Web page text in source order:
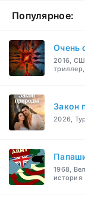
Популярное:
Очень
2016,
Закон
2026,
1968,
история